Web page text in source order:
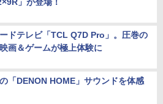
ドテレビ「TCL Q7D Pro」。圧巻の
画＆ゲームが極上体験に
「DENON HOME」サウンドを体感